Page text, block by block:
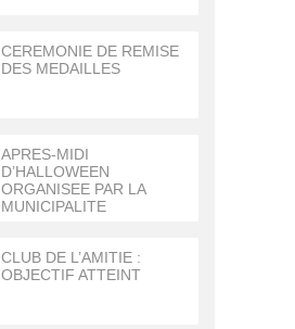
CEREMONIE DE REMISE
DES MEDAILLES
APRES-MIDI
D’HALLOWEEN
ORGANISEE PAR LA
MUNICIPALITE
CLUB DE L’AMITIE :
OBJECTIF ATTEINT